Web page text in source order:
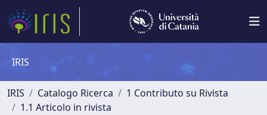
IRIS
IRIS Catalogo Ricerca
1 Contributo su Rivista
1.1 Articolo in rivista